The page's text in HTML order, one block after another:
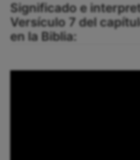
Significado e
Versículo 7 del
en la Biblia: